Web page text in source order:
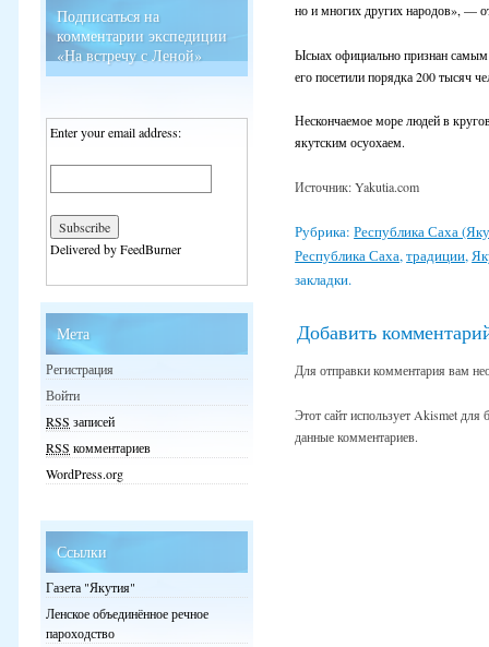
но и многих других народов», —
Ысыах официально признан
его посетили порядка 200 тысяч
Нескончаемое море людей в
якутским осуохаем.
Источник: Yakutia.com
Рубрика:Республика Саха
Республика Саха,традиции,
закладки.
Добавить
Для отправки комментария вам
Этот сайт использует Akismet
данные комментариев.
Подписаться на
комментарии экспедиции
«На встречу с Леной»
Enter your email address:
Delivered by FeedBurner
Мета
Регистрация
Войти
RSS записей
RSS комментариев
WordPress.org
Ссылки
Газета "Якутия"
Ленское объединённое речное
пароходство